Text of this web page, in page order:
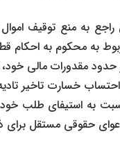
به محکوم به احکام
حدود مقدورات مالی
خسارت تاخیر
به استیفای طلب
حقوقی مستقل برای